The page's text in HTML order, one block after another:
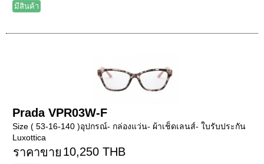
มีสินค้า
Prada VPR03W-F
Size ( 53-16-140 )อุปกรณ์- กล่องแว่น- ผ้าเช็ดเลนส์- ใบรับประกัน
Luxottica
ราคาขาย 10,250 THB